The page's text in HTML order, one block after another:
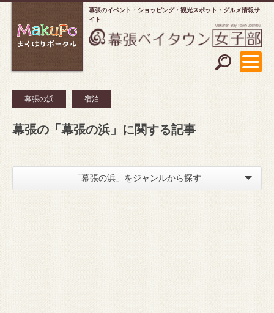
幕張のイベント・ショッピング
観光スポット・グルメ情報サ
イト
幕張の浜 宿泊
幕張の「幕張の浜」に関する記事
「幕張の浜」をジャンルから探す